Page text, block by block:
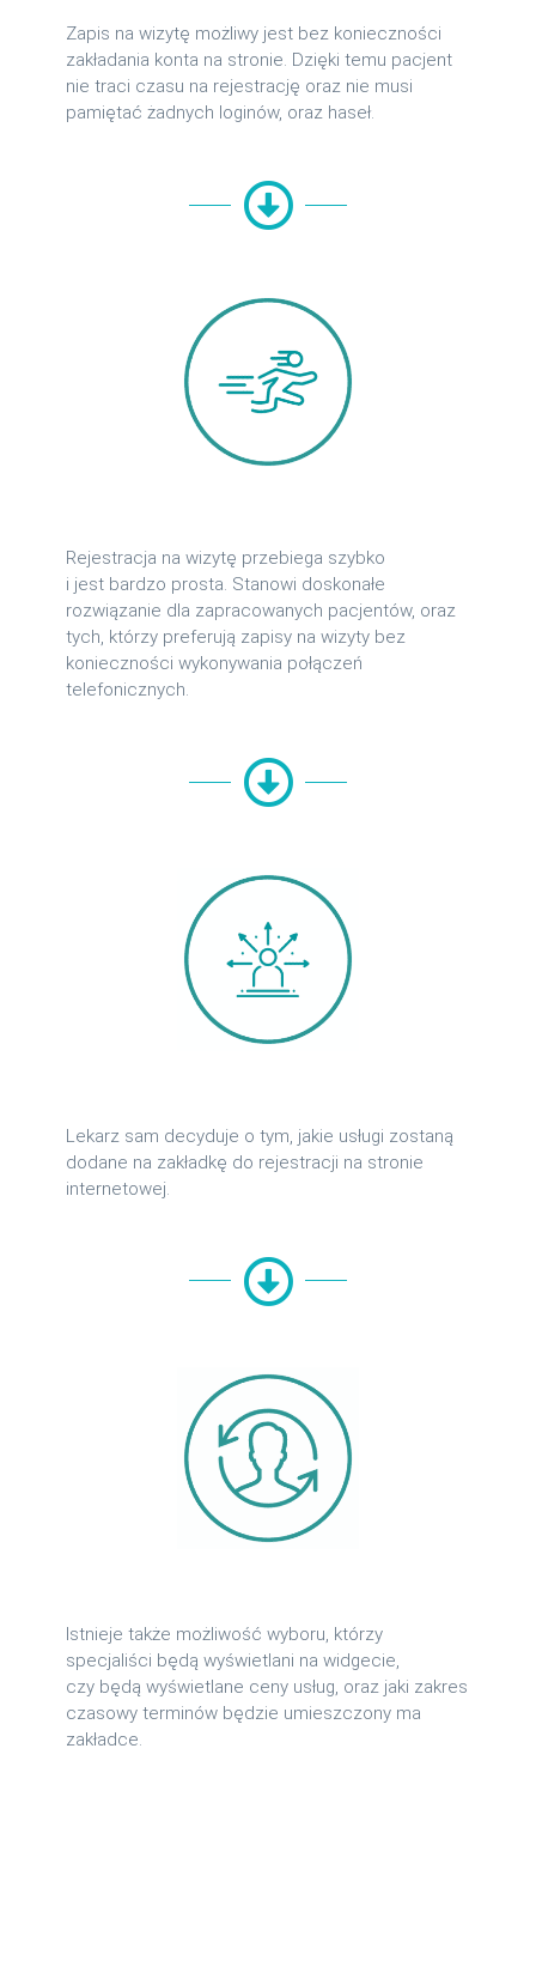
Zapis na wizytę możliwy jest bez konieczności
zakładania konta na stronie. Dzięki temu pacjent
nie traci czasu na rejestrację oraz nie musi
pamiętać żadnych loginów, oraz haseł.
Rejestracja na wizytę przebiega szybko
i jest bardzo prosta. Stanowi doskonałe
rozwiązanie dla zapracowanych pacjentów, oraz
tych, którzy preferują zapisy na wizyty bez
konieczności wykonywania połączeń
telefonicznych.
Lekarz sam decyduje o tym, jakie usługi zostaną
dodane na zakładkę do rejestracji na stronie
internetowej.
Istnieje także możliwość wyboru, którzy
specjaliści będą wyświetlani na widgecie,
czy będą wyświetlane ceny usług, oraz jaki zakres
czasowy terminów będzie umieszczony ma
zakładce.